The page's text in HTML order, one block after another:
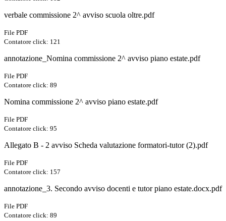
verbale commissione 2^ avviso scuola oltre.pdf
File PDF
Contatore click: 121
annotazione_Nomina commissione 2^ avviso piano estate.pdf
File PDF
Contatore click: 89
Nomina commissione 2^ avviso piano estate.pdf
File PDF
Contatore click: 95
Allegato B - 2 avviso Scheda valutazione formatori-tutor (2).pdf
File PDF
Contatore click: 157
annotazione_3. Secondo avviso docenti e tutor piano estate.docx.pdf
File PDF
Contatore click: 89